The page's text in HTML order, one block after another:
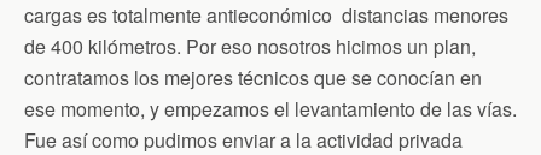
cargas es totalmente antieconómico distancias menores
de 400 kilómetros. Por eso nosotros hicimos un plan,
contratamos los mejores técnicos que se conocían en
ese momento, y empezamos el levantamiento de las vías.
Fue así como pudimos enviar a la actividad privada